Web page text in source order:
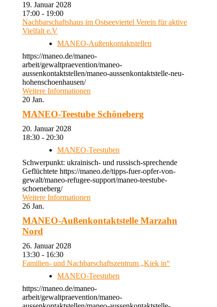
19. Januar 2028
17:00 - 19:00
Nachbarschaftshaus im Ostseeviertel Verein für aktive
Vielfalt e.V
MANEO-Außenkontaktstellen
https://maneo.de/maneo-
arbeit/gewaltpraevention/maneo-
aussenkontaktstellen/maneo-aussenkontaktstelle-neu-
hohenschoenhausen/
Weitere Informationen
20 Jan.
MANEO-Teestube Schöneberg
20. Januar 2028
18:30 - 20:30
MANEO-Teestuben
Schwerpunkt: ukrainisch- und russisch-sprechende
Geflüchtete https://maneo.de/tipps-fuer-opfer-von-
gewalt/maneo-refugee-support/maneo-teestube-
schoeneberg/
Weitere Informationen
26 Jan.
MANEO-Außenkontaktstelle Marzahn
Nord
26. Januar 2028
13:30 - 16:30
Familien- und Nachbarschaftszentrum „Kiek in“
MANEO-Teestuben
https://maneo.de/maneo-
arbeit/gewaltpraevention/maneo-